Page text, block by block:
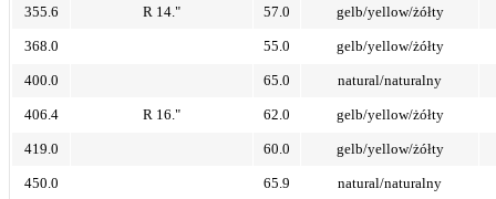
355.6 R 14." 57.0 gelb/yellow/żółty
368.0 55.0 gelb/yellow/żółty
400.0 65.0 natural/naturalny
406.4 R 16." 62.0 gelb/yellow/żółty
419.0 60.0 gelb/yellow/żółty
450.0 65.9 natural/naturalny